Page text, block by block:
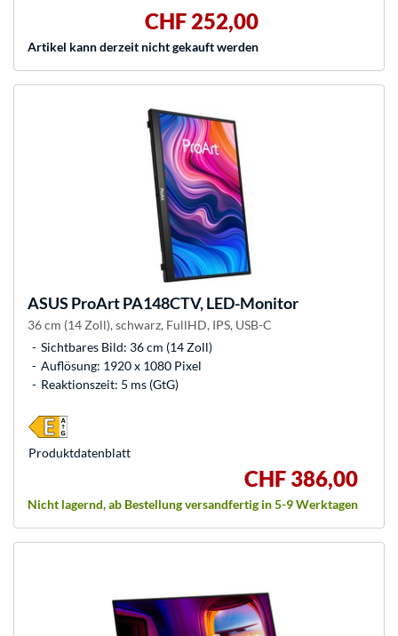
CHF 252,00
Artikel kann derzeit nicht gekauft werden
ASUS ProArt PA148CTV, LED-Monitor
36 cm (14 Zoll), schwarz, FullHD, IPS, USB-C
Sichtbares Bild: 36 cm (14 Zoll)
Auflösung: 1920 x 1080 Pixel
Reaktionszeit: 5 ms (GtG)
CHF 386,00
Nicht lagernd, ab Bestellung versandfertig in 5-9 Werktagen
Produkt­datenblatt